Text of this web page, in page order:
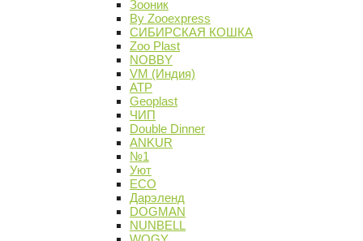
Зооник
By Zooexpress
СИБИРСКАЯ КОШКА
Zoo Plast
NOBBY
VM (Индия)
АТР
Geoplast
ЧИП
Double Dinner
ANKUR
№1
Уют
ECO
Дарэленд
DOGMAN
NUNBELL